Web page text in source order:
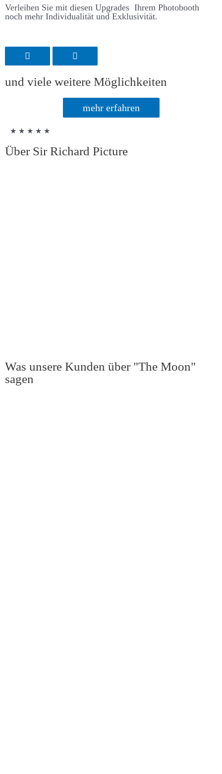
Ver­leihen Sie mit diesen Up­grades Ihrem Photo­­booth
noch mehr Individualität und Ex­klusivität.
und viele weitere Möglichkeiten
mehr erfahren
★ ★ ★ ★ ★
Über Sir Richard Picture
Was unsere Kunden über "The Moon"
sagen